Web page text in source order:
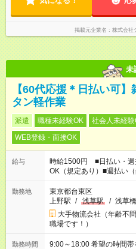
掲載元企業名 株式会社
未
【60代応援＊日払い可
タン軽作業
派遣 職種未経験OK 社会人未経験
WEB登録・面接OK
給与
時給1500円 ■日払い・週
OK（規定あり）■週払い
勤務地
東京都台東区
上野駅 / 浅草駅 / 浅草
大手物流会社（年齢不
職場です！）
勤務時間
9:00～18:00 希望の時間帯を選べます！ ＜シフト例＞ ・8：30